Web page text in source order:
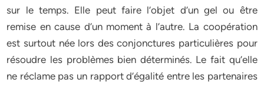
sur le temps. Elle peut faire l’objet d’un gel ou être
remise en cause d’un moment à l’autre. La coopération
est surtout née lors des conjonctures particulières pour
résoudre les problèmes bien déterminés. Le fait qu’elle
ne réclame pas un rapport d’égalité entre les partenaires